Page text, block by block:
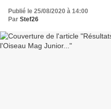
Publié le 25/08/2020 à 14:00
Par Stef26